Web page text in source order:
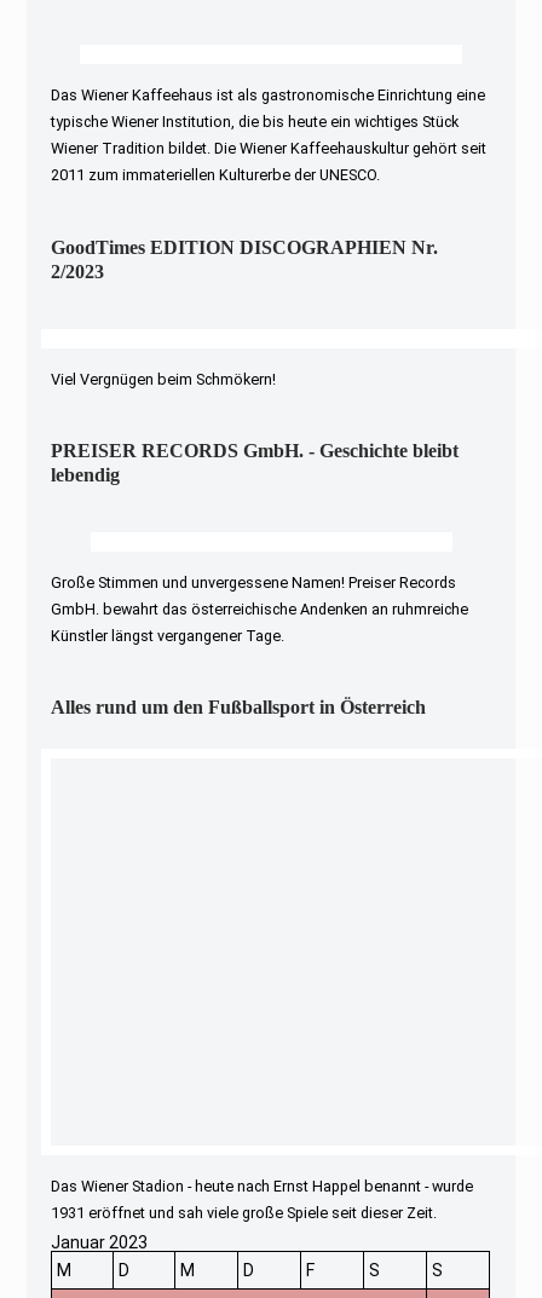
Das Wiener Kaffeehaus ist als gastronomische Einrichtung eine
typische Wiener Institution, die bis heute ein wichtiges Stück
Wiener Tradition bildet. Die Wiener Kaffeehauskultur gehört seit
2011 zum immateriellen Kulturerbe der UNESCO.
GoodTimes EDITION DISCOGRAPHIEN Nr.
2/2023
Viel Vergnügen beim Schmökern!
PREISER RECORDS GmbH. - Geschichte bleibt
lebendig
Große Stimmen und unvergessene Namen! Preiser Records
GmbH. bewahrt das österreichische Andenken an ruhmreiche
Künstler längst vergangener Tage.
Alles rund um den Fußballsport in Österreich
Das Wiener Stadion - heute nach Ernst Happel benannt - wurde
1931 eröffnet und sah viele große Spiele seit dieser Zeit.
Januar 2023
M
D M D F S S